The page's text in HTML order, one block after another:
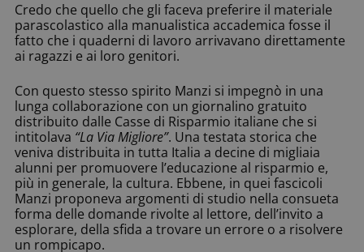
Credo che quello che gli faceva preferire il materiale
parascolastico alla manualistica accademica fosse il
fatto che i quaderni di lavoro arrivavano direttamente
ai ragazzi e ai loro genitori.
Con questo stesso spirito Manzi si impegnò in una
lunga collaborazione con un giornalino gratuito
distribuito dalle Casse di Risparmio italiane che si
intitolava “La Via Migliore”. Una testata storica che
veniva distribuita in tutta Italia a decine di migliaia
alunni per promuovere l’educazione al risparmio e,
più in generale, la cultura. Ebbene, in quei fascicoli
Manzi proponeva argomenti di studio nella consueta
forma delle domande rivolte al lettore, dell’invito a
esplorare, della sfida a trovare un errore o a risolvere
un rompicapo.